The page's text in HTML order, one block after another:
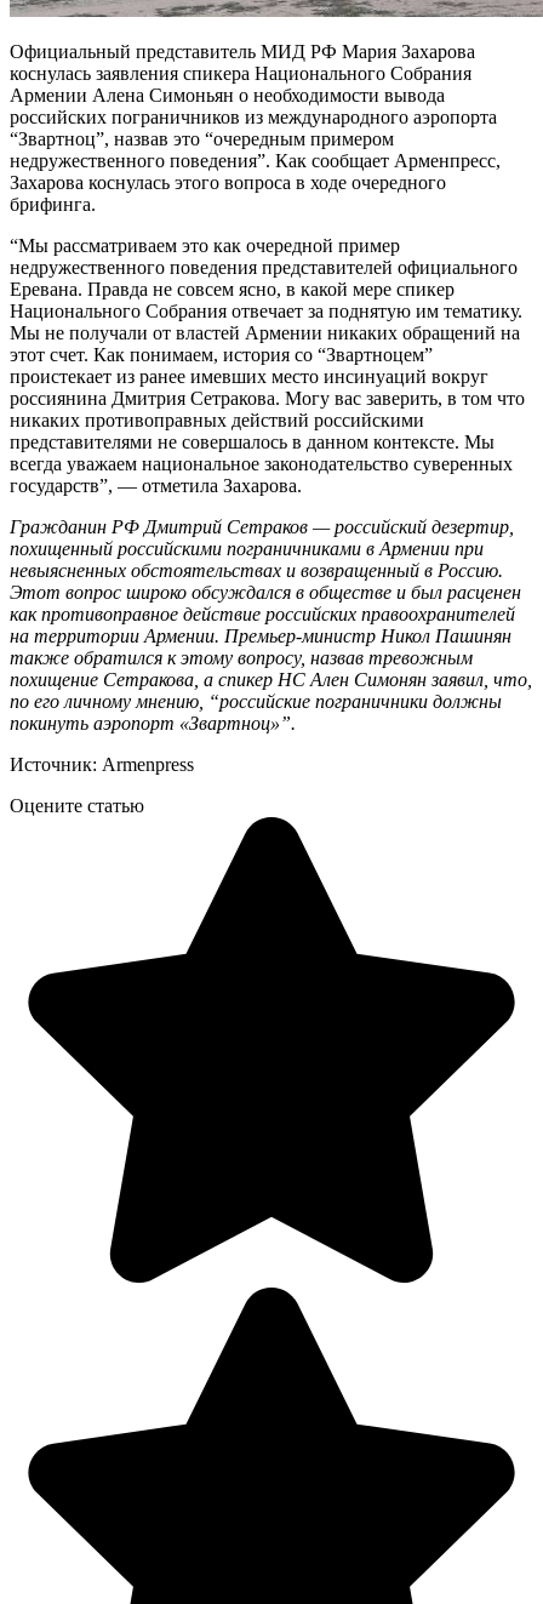
Официальный представитель МИД РФ Мария Захарова
коснулась заявления спикера Национального Собрания
Армении Алена Симоньян о необходимости вывода
российских пограничников из международного аэропорта
“Звартноц”, назвав это “очередным примером
недружественного поведения”. Как сообщает Арменпресс,
Захарова коснулась этого вопроса в ходе очередного
брифинга.
“Мы рассматриваем это как очередной пример
недружественного поведения представителей официального
Еревана. Правда не совсем ясно, в какой мере спикер
Национального Собрания отвечает за поднятую им тематику.
Мы не получали от властей Армении никаких обращений на
этот счет. Как понимаем, история со “Звартноцем”
проистекает из ранее имевших место инсинуаций вокруг
россиянина Дмитрия Сетракова. Могу вас заверить, в том что
никаких противоправных действий российскими
представителями не совершалось в данном контексте. Мы
всегда уважаем национальное законодательство суверенных
государств”, — отметила Захарова.
Гражданин РФ Дмитрий Сетраков — российский дезертир,
похищенный российскими пограничниками в Армении при
невыясненных обстоятельствах и возвращенный в Россию.
Этот вопрос широко обсуждался в обществе и был расценен
как противоправное действие российских правоохранителей
на территории Армении. Премьер-министр Никол Пашинян
также обратился к этому вопросу, назвав тревожным
похищение Сетракова, а спикер НС Ален Симонян заявил, что,
по его личному мнению, “российские пограничники должны
покинуть аэропорт «Звартноц»”.
Источник: Armenpress
Оцените статью